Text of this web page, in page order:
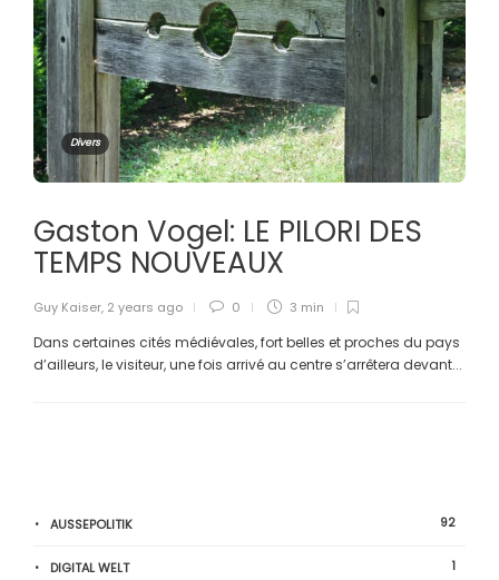
Divers
Gaston Vogel: LE PILORI DES
TEMPS NOUVEAUX
Guy Kaiser, 2 years ago 0 3 min
Dans certaines cités médiévales, fort belles et proches du pays
d’ailleurs, le visiteur, une fois arrivé au centre s’arrêtera devant...
AUSSEPOLITIK 92
DIGITAL WELT 1